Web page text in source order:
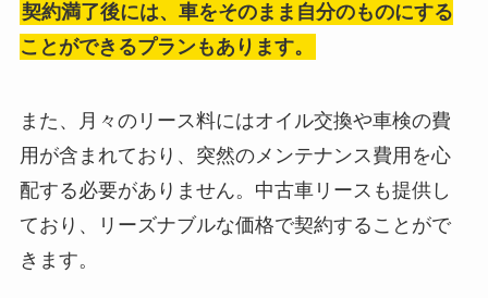
契約満了後には、車をそのまま自分のものにする
ことができるプランもあります。
また、月々のリース料にはオイル交換や車検の費
用が含まれており、突然のメンテナンス費用を心
配する必要がありません。中古車リースも提供し
ており、リーズナブルな価格で契約することがで
きます。